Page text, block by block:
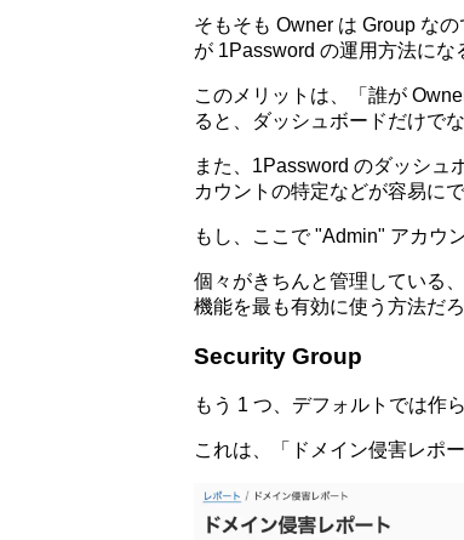
そもそも Owner は Group な
が 1Password の運用方法にな
このメリットは、「誰が
ると、ダッシュボードだけで
また、1Password のダッシュ
カウントの特定などが容易にで
もし、ここで "Admin" アカウ
個々がきちんと管理している
機能を最も有効に使う方法だろ
Security Group
もう 1 つ、デフォルトでは作
これは、「ドメイン侵害レポ